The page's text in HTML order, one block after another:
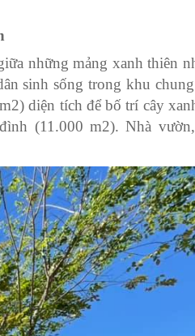
những mảng xanh thiên
sinh sống trong khu
diện tích để bố trí cây
(11.000 m2). Nhà